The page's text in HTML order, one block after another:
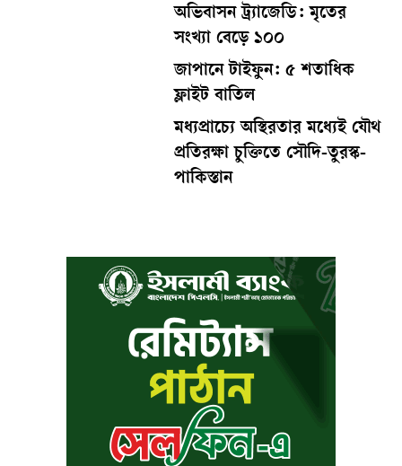
অভিবাসন ট্র্যাজেডি: মৃতের
সংখ্যা বেড়ে ১০০
জাপানে টাইফুন: ৫ শতাধিক
ফ্লাইট বাতিল
মধ্যপ্রাচ্যে অস্থিরতার মধ্যেই যৌথ
প্রতিরক্ষা চুক্তিতে সৌদি-তুরস্ক-
পাকিস্তান